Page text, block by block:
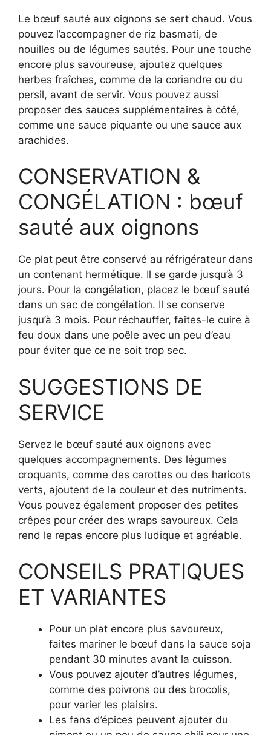
Le bœuf sauté aux oignons se sert chaud. Vous
pouvez l’accompagner de riz basmati, de
nouilles ou de légumes sautés. Pour une touche
encore plus savoureuse, ajoutez quelques
herbes fraîches, comme de la coriandre ou du
persil, avant de servir. Vous pouvez aussi
proposer des sauces supplémentaires à côté,
comme une sauce piquante ou une sauce aux
arachides.
CONSERVATION &
CONGÉLATION : bœuf
sauté aux oignons
Ce plat peut être conservé au réfrigérateur dans
un contenant hermétique. Il se garde jusqu’à 3
jours. Pour la congélation, placez le bœuf sauté
dans un sac de congélation. Il se conserve
jusqu’à 3 mois. Pour réchauffer, faites-le cuire à
feu doux dans une poêle avec un peu d’eau
pour éviter que ce ne soit trop sec.
SUGGESTIONS DE
SERVICE
Servez le bœuf sauté aux oignons avec
quelques accompagnements. Des légumes
croquants, comme des carottes ou des haricots
verts, ajoutent de la couleur et des nutriments.
Vous pouvez également proposer des petites
crêpes pour créer des wraps savoureux. Cela
rend le repas encore plus ludique et agréable.
CONSEILS PRATIQUES
ET VARIANTES
Pour un plat encore plus savoureux,
faites mariner le bœuf dans la sauce soja
pendant 30 minutes avant la cuisson.
Vous pouvez ajouter d’autres légumes,
comme des poivrons ou des brocolis,
pour varier les plaisirs.
Les fans d’épices peuvent ajouter du